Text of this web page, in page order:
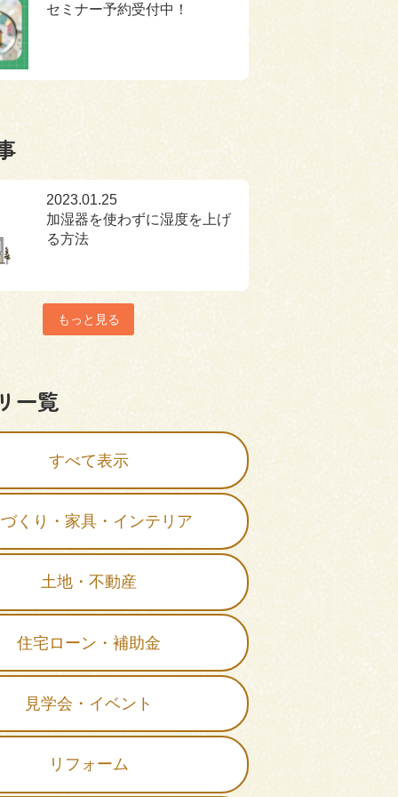
セミナー予約受付中！
2023.01.25
加湿器を使わずに湿度を上げ
る方法
もっと見る
一覧
すべて表示
くり・家具・インテリア
土地・不動産
住宅ローン・補助金
見学会・イベント
リフォーム